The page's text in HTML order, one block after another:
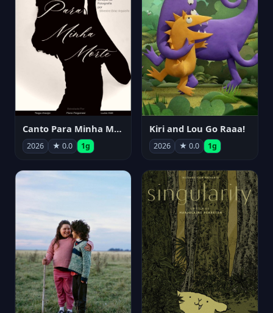
Canto Para Minha Morte
2026 ★ 0.0 1g
Kiri and Lou Go Raaa!
2026 ★ 0.0 1g